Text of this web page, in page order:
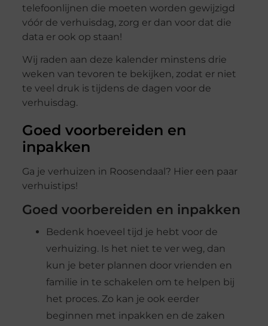
telefoonlijnen die moeten worden gewijzigd
vóór de verhuisdag, zorg er dan voor dat die
data er ook op staan!
Wij raden aan deze kalender minstens drie
weken van tevoren te bekijken, zodat er niet
te veel druk is tijdens de dagen voor de
verhuisdag.
Goed voorbereiden en
inpakken
Ga je verhuizen in Roosendaal? Hier een paar
verhuistips!
Goed voorbereiden en inpakken
Bedenk hoeveel tijd je hebt voor de
verhuizing. Is het niet te ver weg, dan
kun je beter plannen door vrienden en
familie in te schakelen om te helpen bij
het proces. Zo kan je ook eerder
beginnen met inpakken en de zaken